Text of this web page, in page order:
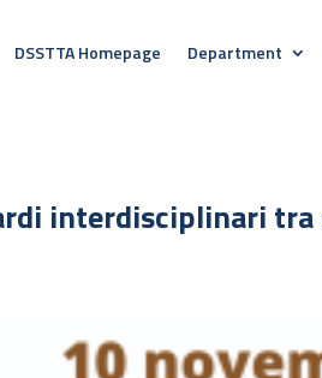
DSSTTA Homepage Department
interdisciplinari tra